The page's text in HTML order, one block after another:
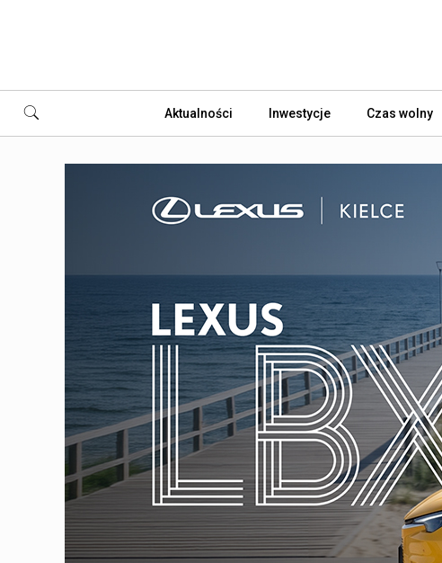
Aktualności Inwestycje Czas wolny